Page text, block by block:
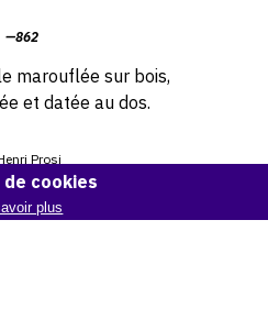
—862
marouflée sur bois,
et datée au dos.
Prosi
d'information
cookies
plus